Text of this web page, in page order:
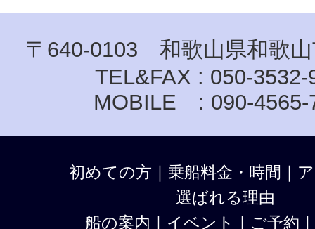
〒640-0103 和歌山県和歌山
TEL&FAX : 050-3532-
MOBILE : 090-4565-
初めての方 ｜ 乗船料金・時間 ｜
選ばれる理由
船の案内 ｜ イベント ｜ ご予約 ｜